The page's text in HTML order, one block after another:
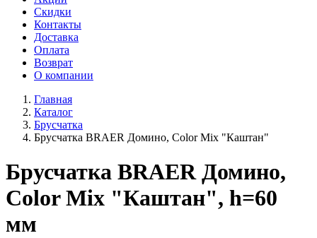
Скидки
Контакты
Доставка
Оплата
Возврат
О компании
Главная
Каталог
Брусчатка
Брусчатка BRAER Домино, Color Mix "Каштан"
Брусчатка BRAER Домино,
Color Mix "Каштан", h=60
мм